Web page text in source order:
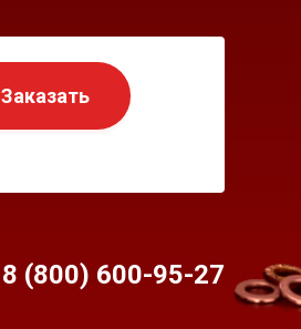
Заказать
8 (800) 600-95-27